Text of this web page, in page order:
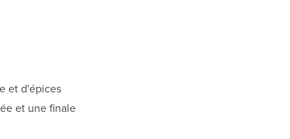
et d'épices
et une finale